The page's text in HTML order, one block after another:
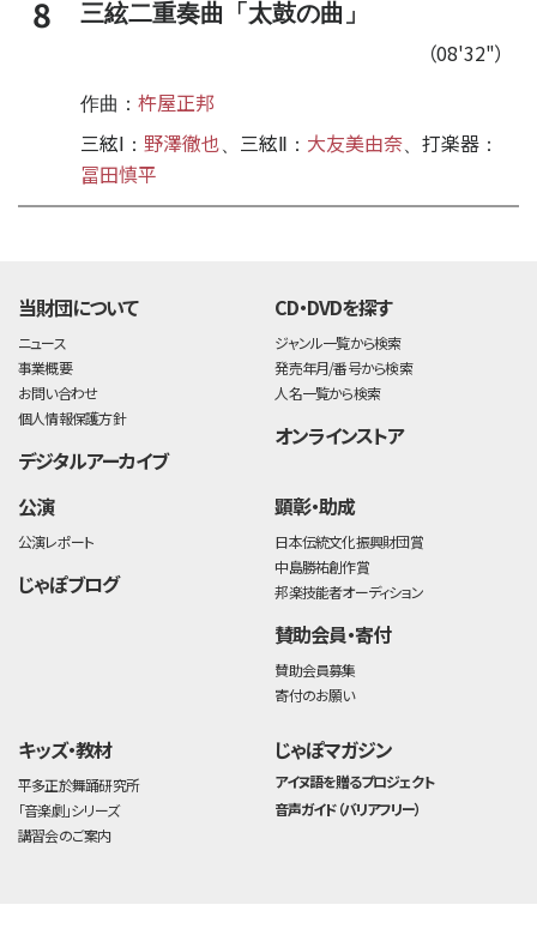
8 三絃二重奏曲「太鼓の曲」
（08'32"）
作曲： 杵屋正邦
三絃Ⅰ ： 野澤徹也 三絃Ⅱ ： 大友美由奈 打楽器 ：
冨田慎平
当財団について
ニュース
事業概要
お問い合わせ
個人情報保護方針
デジタルアーカイブ
CD・DVDを探す
ジャンル一覧から検索
発売年月/番号から検索
人名一覧から検索
オンラインストア
公演
公演レポート
じゃぽブログ
顕彰・助成
日本伝統文化振興財団賞
中島勝祐創作賞
邦楽技能者オーディション
賛助会員・寄付
賛助会員募集
寄付のお願い
キッズ・教材
平多正於舞踊研究所
「音楽劇」シリーズ
講習会のご案内
じゃぽマガジン
アイヌ語を贈るプロジェクト
音声ガイド（バリアフリー）